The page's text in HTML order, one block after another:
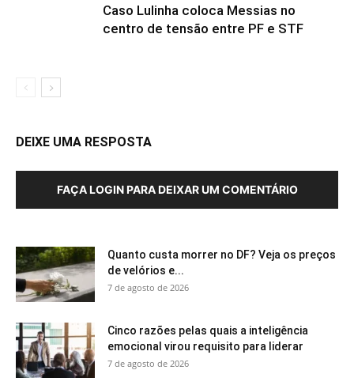
Caso Lulinha coloca Messias no
centro de tensão entre PF e STF
DEIXE UMA RESPOSTA
FAÇA LOGIN PARA DEIXAR UM COMENTÁRIO
Quanto custa morrer no DF? Veja os preços
de velórios e...
7 de agosto de 2026
Cinco razões pelas quais a inteligência
emocional virou requisito para liderar
7 de agosto de 2026